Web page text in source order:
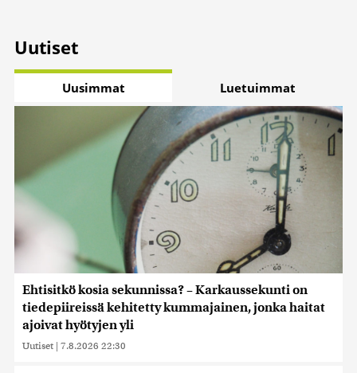
Uutiset
Uusimmat Luetuimmat
Ehtisitkö kosia sekunnissa? – Karkaussekunti on
tiedepiireissä kehitetty kummajainen, jonka haitat
ajoivat hyötyjen yli
Uutiset | 7.8.2026 22:30